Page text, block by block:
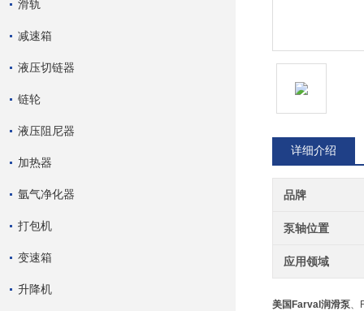
滑轨
减速箱
液压切链器
链轮
液压阻尼器
加热器
氩气净化器
打包机
变速箱
升降机
详细介绍
品牌
泵轴位置
应用领域
美国Farval润滑泵、